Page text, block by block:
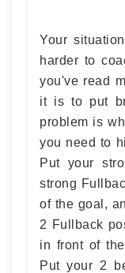
Your
harder to
you've read
it is to put
problem is
you need to
Put your
strong
of the goal,
2 Fullback
in front of
Put your 2